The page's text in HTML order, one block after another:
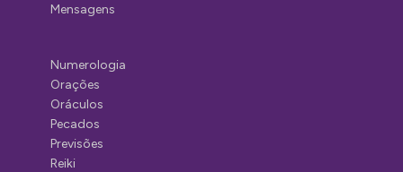
Mensagens
Numerologia
Orações
Oráculos
Pecados
Previsões
Reiki